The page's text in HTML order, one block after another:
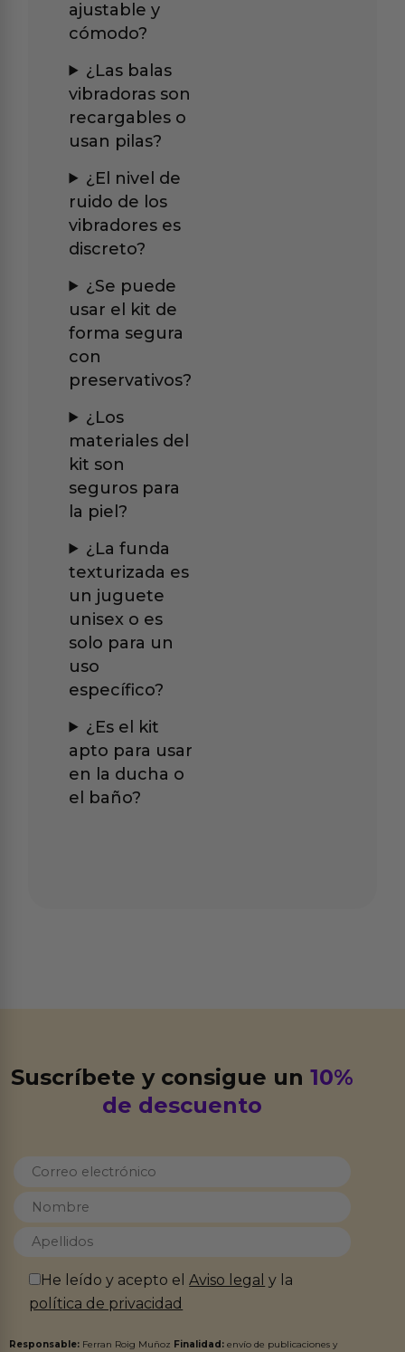
ajustable y
cómodo?
¿Las balas
vibradoras son
recargables o
usan pilas?
¿El nivel de
ruido de los
vibradores es
discreto?
¿Se puede
usar el kit de
forma segura
con
preservativos?
¿Los
materiales del
kit son
seguros para
la piel?
¿La funda
texturizada es
un juguete
unisex o es
solo para un
uso
específico?
¿Es el kit
apto para usar
en la ducha o
el baño?
Suscríbete y consigue un10%
de descuento
He leído y acepto elAviso legal y la
política de privacidad
Responsable: Ferran Roig Muñoz Finalidad: envío de publicaciones y